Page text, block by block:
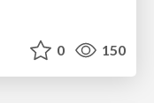
0 150